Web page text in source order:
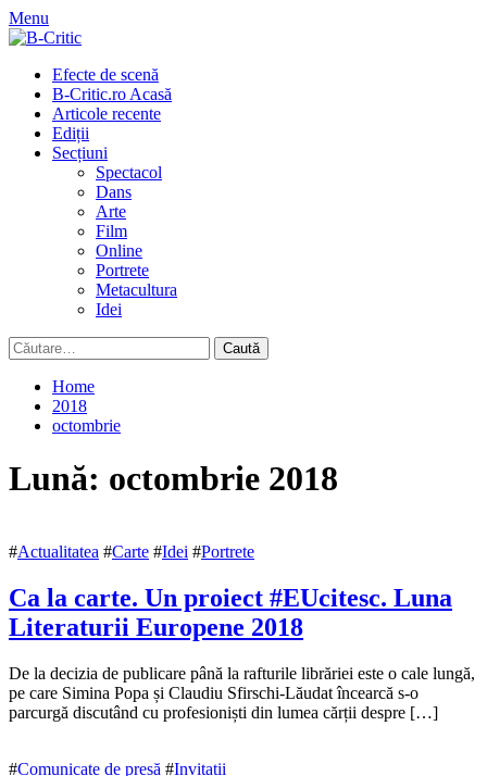
Skip
to
Menu
Primary
Menu
Efecte de scenă
B-Critic.ro Acasă
Articole recente
Ediții
Secțiuni
Spectacol
Dans
Arte
Film
Online
Portrete
Metacultura
Idei
Caută
după:
Home
2018
octombrie
Lună: octombrie 2018
#Actualitatea #Carte #Idei #Portrete
Ca la carte. Un proiect #EUcitesc. Luna
Literaturii Europene 2018
25
octombrie
20187
De la decizia de publicare până la rafturile librăriei este o cale lungă,
pe care Simina Popa și Claudiu Sfirschi-Lăudat încearcă s-o
parcurgă discutând cu profesioniști din lumea cărții despre […]
#Comunicate de presă #Invitații